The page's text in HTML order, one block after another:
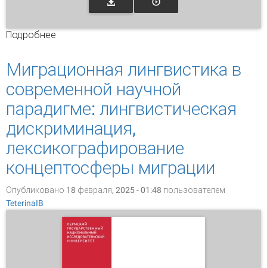
Подробнее
Миграционная лингвистика в
современной научной
парадигме: лингвистическая
дискриминация,
лексикографирование
концептосферы миграции
Опубликовано 18 февраля, 2025 - 01:48 пользователем
TeterinaIB